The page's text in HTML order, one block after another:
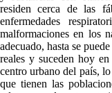
residen cerca de las
enfermedades
malformaciones en los
adecuado, hasta se
reales y suceden hoy
centro urbano del país,
que tienen las